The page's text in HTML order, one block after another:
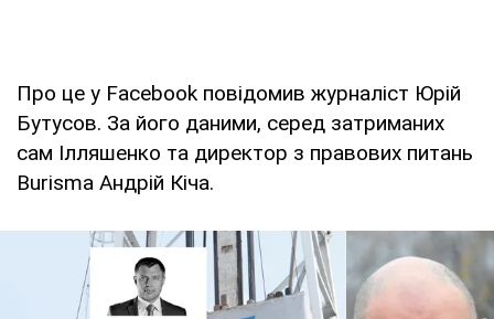
Про це у Facebook повідомив журналіст Юрій
Бутусов. За його даними, серед затриманих
сам Ілляшенко та директор з правових питань
Burisma Андрій Кіча.